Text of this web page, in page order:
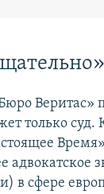
Веритас»
только суд.
адвокатское
в сфере